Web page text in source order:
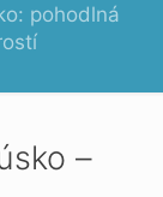
pohodlná
–